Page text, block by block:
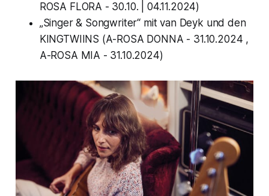
ROSA FLORA - 30.10. | 04.11.2024)
„Singer & Songwriter“ mit van Deyk und den
KINGTWIINS (A-ROSA DONNA - 31.10.2024 ,
A-ROSA MIA - 31.10.2024)